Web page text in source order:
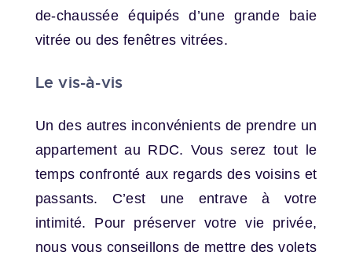
de-chaussée équipés d’une grande baie
vitrée ou des fenêtres vitrées.
Le vis-à-vis
Un des autres inconvénients de prendre un
appartement au RDC. Vous serez tout le
temps confronté aux regards des voisins et
passants. C’est une entrave à votre
intimité. Pour préserver votre vie privée,
nous vous conseillons de mettre des volets